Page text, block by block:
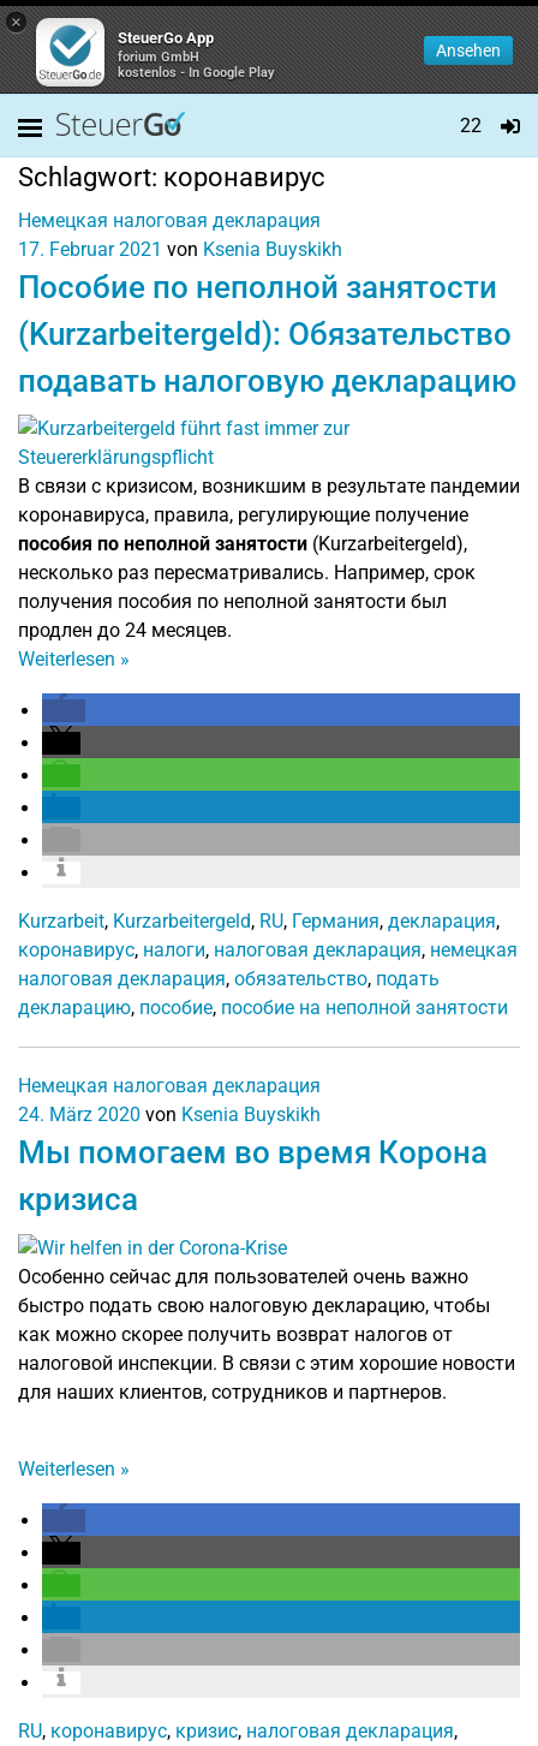
×
SteuerGo App
forium GmbH
kostenlos - In Google Play
Ansehen
22
Schlagwort: коронавирус
Немецкая налоговая декларация
17. Februar 2021 von Ksenia Buyskikh
Пособие по неполной занятости
(Kurzarbeitergeld): Обязательство
подавать налоговую декларацию
В связи с кризисом, возникшим в результате пандемии
коронавируса, правила, регулирующие получение
пособия по неполной занятости (Kurzarbeitergeld),
несколько раз пересматривались. Например, срок
получения пособия по неполной занятости был
продлен до 24 месяцев.
Weiterlesen »
Kurzarbeit, Kurzarbeitergeld, RU, Германия, декларация,
коронавирус, налоги, налоговая декларация, немецкая
налоговая декларация, обязательство, подать
декларацию, пособие, пособие на неполной занятости
Немецкая налоговая декларация
24. März 2020 von Ksenia Buyskikh
Мы помогаем во время Корона
кризиса
Особенно сейчас для пользователей очень важно
быстро подать свою налоговую декларацию, чтобы
как можно скорее получить возврат налогов от
налоговой инспекции. В связи с этим хорошие новости
для наших клиентов, сотрудников и партнеров.
Weiterlesen »
RU, коронавирус, кризис, налоговая декларация,